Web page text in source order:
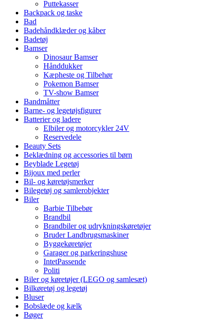
Puttekasser
Backpack og taske
Bad
Badehåndklæder og kåber
Badetøj
Bamser
Dinosaur Bamser
Hånddukker
Kæpheste og Tilbehør
Pokemon Bamser
TV-show Bamser
Bandmåtter
Barne- og legetøjsfigurer
Batterier og ladere
Elbiler og motorcykler 24V
Reservedele
Beauty Sets
Beklædning og accessories til børn
Beyblade Legetøj
Bijoux med perler
Bil- og køretøjsmerker
Bilegetøj og samlerobjekter
Biler
Barbie Tilbebør
Brandbil
Brandbiler og udrykningskøretøjer
Bruder Landbrugsmaskiner
Byggekøretøjer
Garager og parkeringshuse
IntetPassende
Politi
Biler og køretøjer (LEGO og samlesæt)
Bilkøretøj og legetøj
Bluser
Bobslæde og kælk
Bøger